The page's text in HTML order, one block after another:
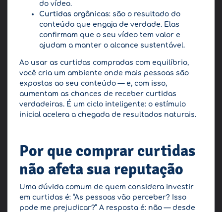
do vídeo.
Curtidas orgânicas: são o resultado do
conteúdo que engaja de verdade. Elas
confirmam que o seu vídeo tem valor e
ajudam a manter o alcance sustentável.
Ao usar as curtidas compradas com equilíbrio,
você cria um ambiente onde mais pessoas são
expostas ao seu conteúdo — e, com isso,
aumentam as chances de receber curtidas
verdadeiras. É um ciclo inteligente: o estímulo
inicial acelera a chegada de resultados naturais.
Por que comprar curtidas
não afeta sua reputação
Uma dúvida comum de quem considera investir
em curtidas é: “As pessoas vão perceber? Isso
pode me prejudicar?” A resposta é: não — desde